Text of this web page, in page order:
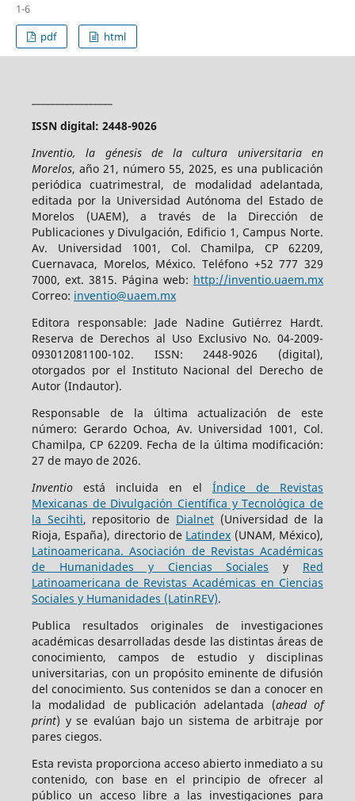
1-6
pdf
html
ISSN digital: 2448-9026
Inventio, la génesis de la cultura universitaria en
Morelos, año 21, número 55, 2025, es una publicación
periódica cuatrimestral, de modalidad adelantada,
editada por la Universidad Autónoma del Estado de
Morelos (UAEM), a través de la Dirección de
Publicaciones y Divulgación, Edificio 1, Campus Norte.
Av. Universidad 1001, Col. Chamilpa, CP 62209,
Cuernavaca, Morelos, México. Teléfono +52 777 329
7000, ext. 3815. Página web: http://inventio.uaem.mx
Correo: inventio@uaem.mx
Editora responsable: Jade Nadine Gutiérrez Hardt.
Reserva de Derechos al Uso Exclusivo No. 04-2009-
093012081100-102. ISSN: 2448-9026 (digital),
otorgados por el Instituto Nacional del Derecho de
Autor (Indautor).
Responsable de la última actualización de este
número: Gerardo Ochoa, Av. Universidad 1001, Col.
Chamilpa, CP 62209. Fecha de la última modificación:
27 de mayo de 2026.
Inventioestá incluida en elÍndice de Revistas
Mexicanas de Divulgación Científica y Tecnológica de
la Secihti, repositorio de Dialnet(Universidad de la
Rioja, España), directorio de Latindex (UNAM, México),
Latinoamericana. Asociación de Revistas Académicas
de Humanidades y Ciencias Sociales y Red
Latinoamericana de Revistas Académicas en Ciencias
Sociales y Humanidades (LatinREV).
Publica resultados originales de investigaciones
académicas desarrolladas desde las distintas áreas de
conocimiento, campos de estudio y disciplinas
universitarias, con un propósito eminente de difusión
del conocimiento. Sus contenidos se dan a conocer en
la modalidad de publicación adelantada (ahead of
print) y se evalúan bajo un sistema de arbitraje por
pares ciegos.
Esta revista proporciona acceso abierto inmediato a su
contenido, con base en el principio de ofrecer al
público un acceso libre a las investigaciones para